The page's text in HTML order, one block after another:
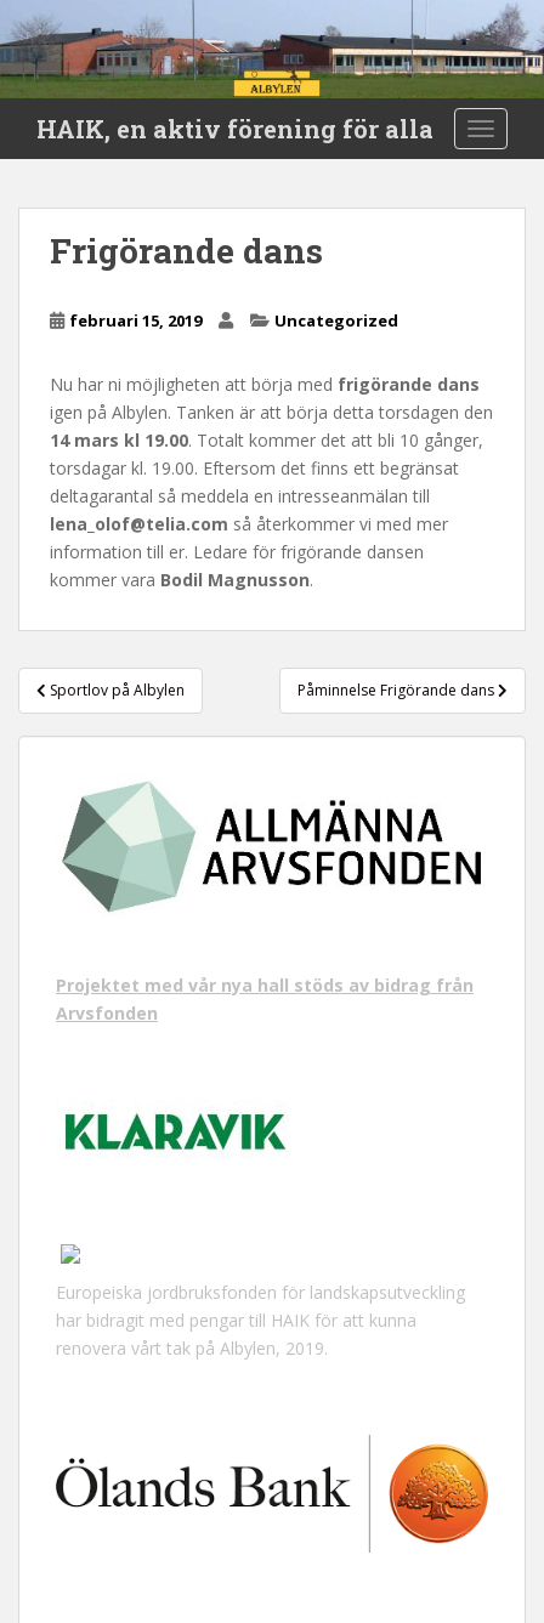
i
HAIK, en aktiv förening för alla
Frigörande dans
februari 15, 2019 Uncategorized
Nu har ni möjligheten att börja med frigörande dans
igen på Albylen. Tanken är att börja detta torsdagen den
14 mars kl 19.00. Totalt kommer det att bli 10 gånger,
torsdagar kl. 19.00. Eftersom det finns ett begränsat
deltagarantal så meddela en intresseanmälan till
lena_olof@telia.com så återkommer vi med mer
information till er. Ledare för frigörande dansen
kommer vara Bodil Magnusson.
Inläggsnavigering
Sportlov på Albylen Påminnelse Frigörande dans
Projektet med vår nya hall stöds av bidrag från
Arvsfonden
Europeiska jordbruksfonden för landskapsutveckling
har bidragit med pengar till HAIK för att kunna
renovera vårt tak på Albylen, 2019.